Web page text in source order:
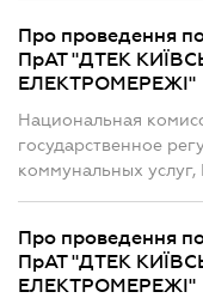
Про проведення
ПрАТ "ДТЕК
ЕЛЕКТРОМЕРЕЖІ"
Национальная
государственное
коммунальных
Про проведення
ПрАТ "ДТЕК
ЕЛЕКТРОМЕРЕЖІ"